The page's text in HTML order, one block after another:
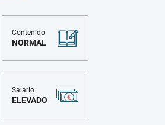
Contenido
NORMAL
Salario
ELEVADO